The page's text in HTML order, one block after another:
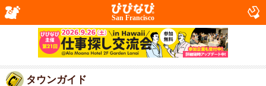
San Francisco
タウンガイド